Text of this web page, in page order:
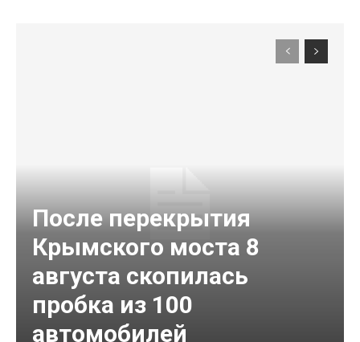
После перекрытия
Крымского моста 8
августа скопилась
пробка из 100
автомобилей